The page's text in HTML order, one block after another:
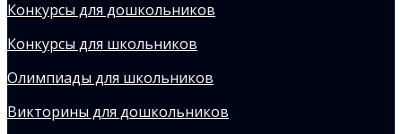
Конкурсы для дошкольников
Конкурсы для школьников
Олимпиады для школьников
Викторины для дошкольников